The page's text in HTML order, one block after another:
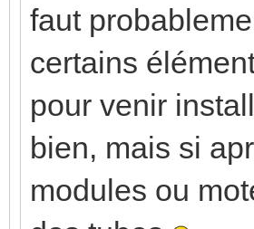
faut
certains
pour venir
bien, mais si
modules ou